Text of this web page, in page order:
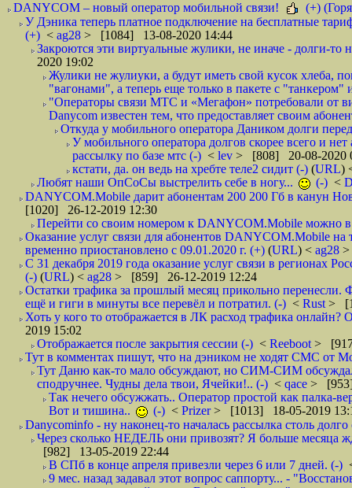
DANYCOM – новый оператор мобильной связи!
(+)
У Дэника теперь платное подключение на бесплатные
(+) < ag28 > [1084] 13-08-2020 14:44
Закроются эти виртуальные жулики, не иначе - долги-то
2020 19:02
Жулики не жулиуки, а будут иметь свой кусок хлеба,
"вагонами", а теперь еще только в пакете с
"Операторы связи МТС и «Мегафон» потребовали от
Danycom известен тем, что предоставляет своим
Откуда у мобильного оператора Даником долги
У мобильного оператора долгов скорее всего и
рассылку по базе мтс (-) < lev > [808] 20-08-2020
кстати, да. он ведь на хребте теле2 сидит (-) (URL)
Любят наши ОпСоСы выстрелить себе в ногу...
(-) <
DANYCOM.Mobile дарит абонентам 200 200 Гб в канун
[1020] 26-12-2019 12:30
Перейти со своим номером к DANYCOM.Mobile можно в
Оказание услуг связи для абонентов DANYCOM.Mobile
временно приостановлено с 09.01.2020 г. (+) (URL) < ag28 >
С 31 декабря 2019 года оказание услуг связи в регионах
(-) (URL) < ag28 > [859] 26-12-2019 12:24
Остатки трафика за прошлый месяц прикольно
ещё и гиги в минуты все перевёл и потратил. (-) < Rust >
Хоть у кого то отображается в ЛК расход трафика
2019 15:02
Отображается после закрытия сессии (-) < Reeboot >
Тут в комментах пишут, что на дэником не ходят СМС от
Тут Даню как-то мало обсуждают, но СИМ-СИМ
сподручнее. Чудны дела твои, Ячейки!.. (-) < qace > [953]
Так нечего обсужжать.. Оператор простой как палка-
Вот и тишина..
(-) < Prizer> [1013] 18-05-2019
Danycominfo - ну наконец-то началась рассылка столь
Через сколько НЕДЕЛЬ они привозят? Я больше месяца
[982] 13-05-2019 22:44
В СПб в конце апреля привезли через 6 или 7 дней. (-)
9 мес. назад задавал этот вопрос саппорту... -